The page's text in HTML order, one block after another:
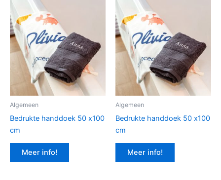
Algemeen
Bedrukte handdoek 50 x100
cm
Meer info!
Algemeen
Bedrukte handdoek 50 x100
cm
Meer info!